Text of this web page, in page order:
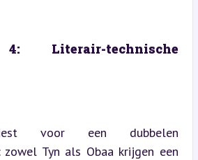
Literair-technische
voor een dubbelen
Tyn als Obaa krijgen een